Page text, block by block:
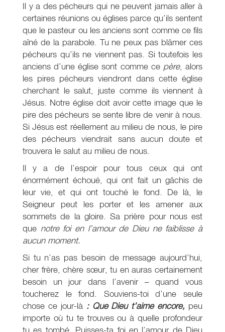
Il y a des pécheurs qui ne peuvent jamais aller à
certaines réunions ou églises parce qu’ils sentent
que le pasteur ou les anciens sont comme ce fils
aîné de la parabole. Tu ne peux pas blâmer ces
pécheurs qu’ils ne viennent pas. Si toutefois les
anciens d’une église sont comme ce père, alors
les pires pécheurs viendront dans cette église
cherchant le salut, juste comme ils viennent à
Jésus. Notre église doit avoir cette image que le
pire des pécheurs se sente libre de venir à nous.
Si Jésus est réellement au milieu de nous, le pire
des pécheurs viendrait sans aucun doute et
trouvera le salut au milieu de nous.
Il y a de l’espoir pour tous ceux qui ont
énormément échoué, qui ont fait un gâchis de
leur vie, et qui ont touché le fond. De là, le
Seigneur peut les porter et les amener aux
sommets de la gloire. Sa prière pour nous est
que notre foi en l’amour de Dieu ne faiblisse à
aucun moment.
Si tu n’as pas besoin de message aujourd’hui,
cher frère, chère sœur, tu en auras certainement
besoin un jour dans l’avenir – quand vous
toucherez le fond. Souviens-toi d’une seule
chose ce jour-là : Que Dieu t’aime encore, peu
importe où tu te trouves ou à quelle profondeur
tu es tombé. Puisses-ta foi en l’amour de Dieu